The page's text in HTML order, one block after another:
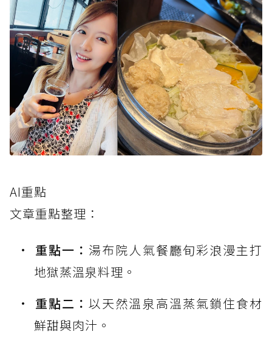
AI重點
文章重點整理：
重點一： 湯布院人氣餐廳旬彩浪漫主打
地獄蒸溫泉料理。
重點二：以天然溫泉高溫蒸氣鎖住食材
鮮甜與肉汁。